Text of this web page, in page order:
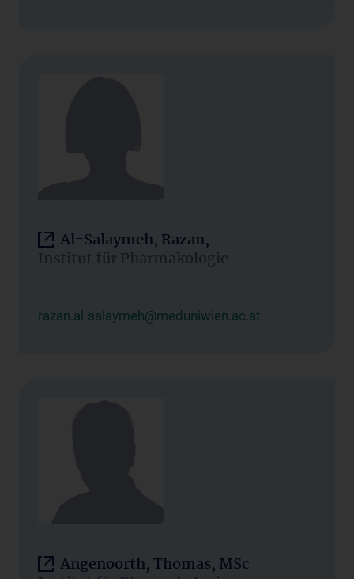
Al-Salaymeh, Razan,
Institut für Pharmakologie
razan.al-salaymeh@meduniwien.ac.at
Angenoorth, Thomas, MSc